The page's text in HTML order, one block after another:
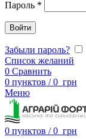
Пароль *
Войти
Забыли пароль?
Список желаний
0 Сравнить
0 пунктов / 0 грн
Меню
0 пунктов / 0 грн